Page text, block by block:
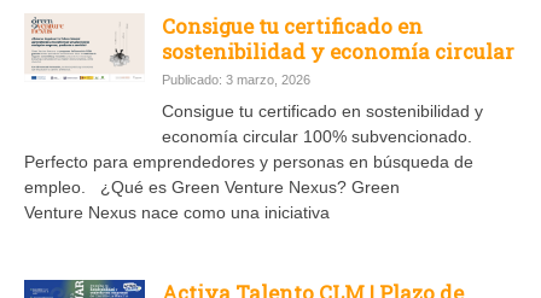
Consigue tu certificado en
sostenibilidad y economía circular
Publicado: 3 marzo, 2026
Consigue tu certificado en sostenibilidad y
economía circular 100% subvencionado.
Perfecto para emprendedores y personas en búsqueda de
empleo. ¿Qué es Green Venture Nexus? Green
Venture Nexus nace como una iniciativa